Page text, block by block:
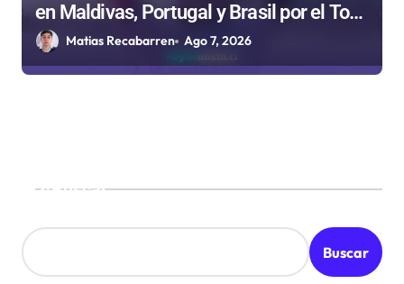
en Maldivas, Portugal y Brasil por el Tour
Mundial de Bodyboard
Matias Recabarren Ago 7, 2026
Buscar
Buscar